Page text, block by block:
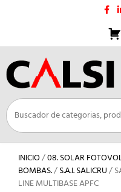
INICIO/08. SOLAR
BOMBAS./S.A.I. SALICRU/
LINE MULTIBASE APFC